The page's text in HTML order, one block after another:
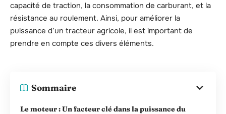
capacité de traction, la consommation de carburant, et la
résistance au roulement. Ainsi, pour améliorer la
puissance d’un tracteur agricole, il est important de
prendre en compte ces divers éléments.
Sommaire
Le moteur : Un facteur clé dans la puissance du